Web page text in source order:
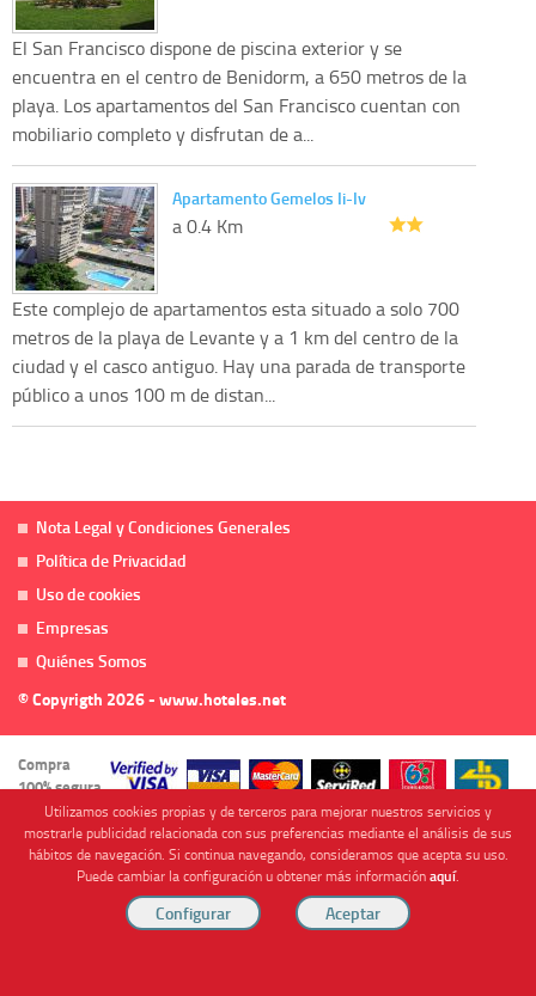
El San Francisco dispone de piscina exterior y se
encuentra en el centro de Benidorm, a 650 metros de la
playa. Los apartamentos del San Francisco cuentan con
mobiliario completo y disfrutan de a...
Apartamento Gemelos Ii-Iv
a 0.4 Km
Este complejo de apartamentos esta situado a solo 700
metros de la playa de Levante y a 1 km del centro de la
ciudad y el casco antiguo. Hay una parada de transporte
público a unos 100 m de distan...
Nota Legal y Condiciones Generales
Política de Privacidad
Uso de cookies
Empresas
Quiénes Somos
© Copyrigth 2026 - www.hoteles.net
Compra
100% segura
Cofinanciado por
Utilizamos cookies propias y de terceros para mejorar nuestros servicios y
mostrarle publicidad relacionada con sus preferencias mediante el análisis de sus
hábitos de navegación. Si continua navegando, consideramos que acepta su uso.
Puede cambiar la configuración u obtener más informaciónaquí.